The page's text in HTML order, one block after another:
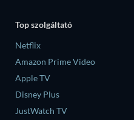
Top szolgáltató
Netflix
Amazon Prime Video
Apple TV
Disney Plus
JustWatch TV